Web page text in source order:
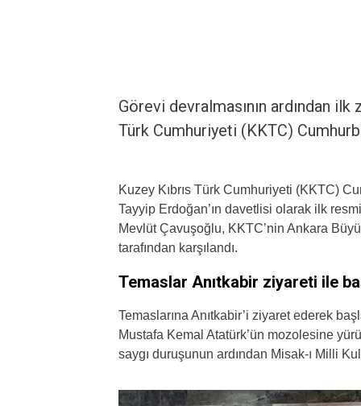
Görevi devralmasının ardından
Türk Cumhuriyeti (KKTC)
Kuzey Kıbrıs Türk Cumhuriyeti (KKTC)
Tayyip Erdoğan’ın davetlisi olarak ilk
Mevlüt Çavuşoğlu, KKTC’nin Ankara
tarafından karşılandı.
Temaslar Anıtkabir ziyareti ile
Temaslarına Anıtkabir’i ziyaret ederek
Mustafa Kemal Atatürk’ün mozolesine
saygı duruşunun ardından Misak-ı Milli